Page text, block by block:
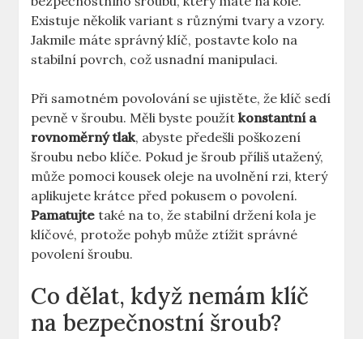
Existuje několik variant s různými tvary a vzory.
Jakmile máte správný ⁤klíč, postavte kolo na
stabilní povrch,⁣ což usnadní manipulaci.
Při samotném povolování ⁢se⁢ ujistěte, že⁢ klíč sedí‌
pevně v šroubu.⁤ Měli byste použítkonstantní a
rovnoměrný tlak, abyste předešli poškození
šroubu ⁢nebo klíče. Pokud ‍je ‍šroub ‍příliš utažený,
může pomoci kousek oleje na⁢ uvolnění rzi, který
aplikujete krátce před pokusem o povolení.
Pamatujte také na to, že stabilní držení kola je
klíčové, protože pohyb může ztížit‍ správné
povolení ‍šroubu.
Co dělat, když nemám klíč
na bezpečnostní šroub?